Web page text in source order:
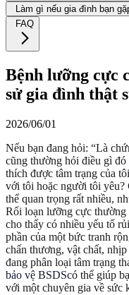
Làm gì nếu gia đình bạn
FAQ
Bệnh lưỡng cực
sử gia đình thật
2026/06/01
Nếu bạn đang hỏi: “Là
cũng thường hỏi điều gì
thích được tâm trạng của
với tôi hoặc người tôi yêu?
thể quan trọng rất nhiều,
Rối loạn lưỡng cực thường
cho thấy có nhiều yếu tố
phần của một bức tranh
chấn thương, vật chất,
đang phân loại tâm trạng
bảo vệ BSDScó thể giúp
với một chuyên gia về sức